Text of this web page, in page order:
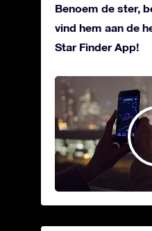
Benoem de ster,
vind hem aan de
Star Finder App!